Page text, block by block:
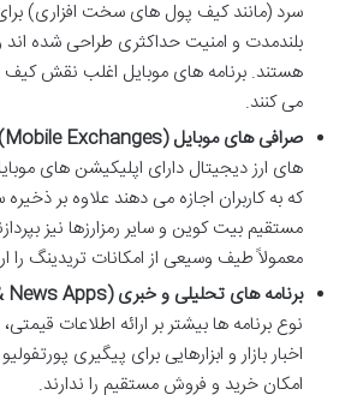
سرد (مانند کیف پول های سخت افزاری)
بلندمدت و امنیت حداکثری طراحی شده اند
هستند. برنامه های موبایل اغلب نقش کیف
می کنند.
صرافی های موبایل (Mobile Exchanges):
های ارز دیجیتال دارای اپلیکیشن های
که به کاربران اجازه می دهند علاوه بر
مستقیم بیت کوین و سایر رمزارزها نیز
معمولاً طیف وسیعی از امکانات تریدینگ را
برنامه های تحلیلی و خبری (Analytical & News Apps):
نوع برنامه ها بیشتر بر ارائه اطلاعات
اخبار بازار و ابزارهایی برای پیگیری
امکان خرید و فروش مستقیم را ندارند.